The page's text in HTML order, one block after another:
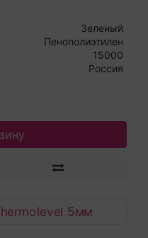
Зеленый
Пенополиэтилен
15000
Россия